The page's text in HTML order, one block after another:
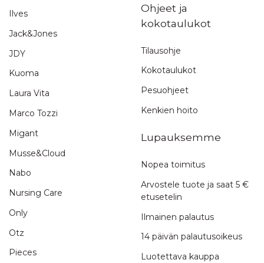
Ilves
Jack&Jones
JDY
Kuoma
Laura Vita
Marco Tozzi
Migant
Musse&Cloud
Nabo
Nursing Care
Only
Otz
Pieces
Ohjeet ja
kokotaulukot
Tilausohje
Kokotaulukot
Pesuohjeet
Kenkien hoito
Lupauksemme
Nopea toimitus
Arvostele tuote ja saat 5 €
etusetelin
Ilmainen palautus
14 päivän palautusoikeus
Luotettava kauppa